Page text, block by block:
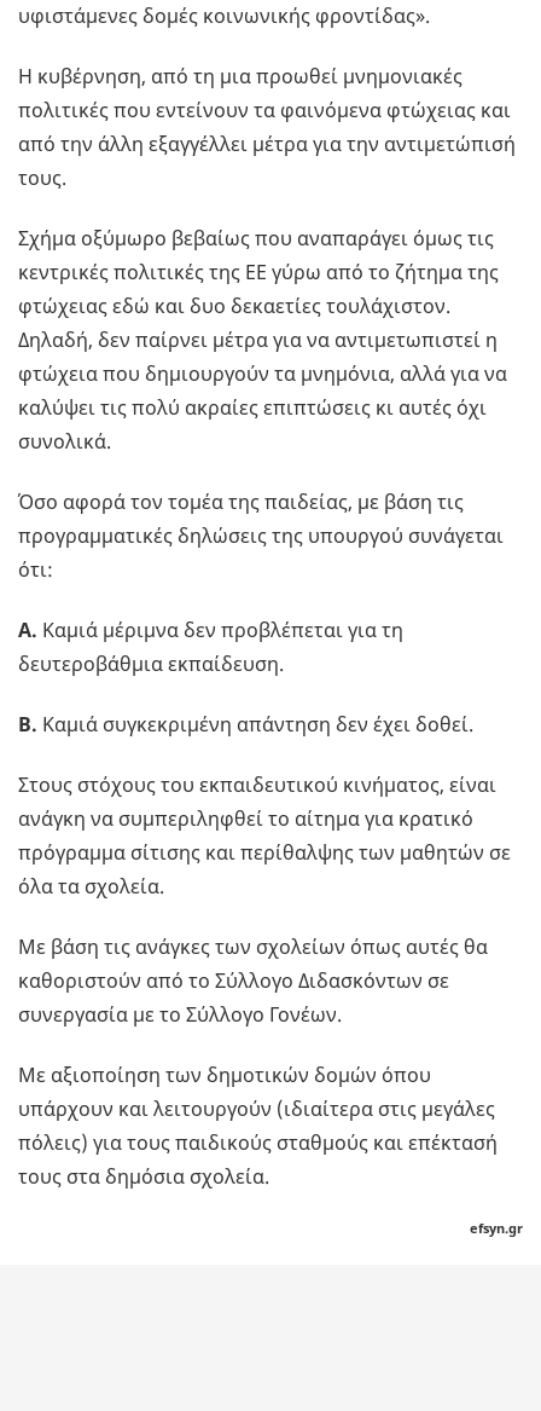
υφιστάμενες δομές κοινωνικής φροντίδας».
Η κυβέρνηση, από τη μια προωθεί μνημονιακές
πολιτικές που εντείνουν τα φαινόμενα φτώχειας και
από την άλλη εξαγγέλλει μέτρα για την αντιμετώπισή
τους.
Σχήμα οξύμωρο βεβαίως που αναπαράγει όμως τις
κεντρικές πολιτικές της ΕΕ γύρω από το ζήτημα της
φτώχειας εδώ και δυο δεκαετίες τουλάχιστον.
Δηλαδή, δεν παίρνει μέτρα για να αντιμετωπιστεί η
φτώχεια που δημιουργούν τα μνημόνια, αλλά για να
καλύψει τις πολύ ακραίες επιπτώσεις κι αυτές όχι
συνολικά.
Όσο αφορά τον τομέα της παιδείας, με βάση τις
προγραμματικές δηλώσεις της υπουργού συνάγεται
ότι:
Α. Καμιά μέριμνα δεν προβλέπεται για τη
δευτεροβάθμια εκπαίδευση.
Β. Καμιά συγκεκριμένη απάντηση δεν έχει δοθεί.
Στους στόχους του εκπαιδευτικού κινήματος, είναι
ανάγκη να συμπεριληφθεί το αίτημα για κρατικό
πρόγραμμα σίτισης και περίθαλψης των μαθητών σε
όλα τα σχολεία.
Με βάση τις ανάγκες των σχολείων όπως αυτές θα
καθοριστούν από το Σύλλογο Διδασκόντων σε
συνεργασία με το Σύλλογο Γονέων.
Με αξιοποίηση των δημοτικών δομών όπου
υπάρχουν και λειτουργούν (ιδιαίτερα στις μεγάλες
πόλεις) για τους παιδικούς σταθμούς και επέκτασή
τους στα δημόσια σχολεία.
efsyn.gr